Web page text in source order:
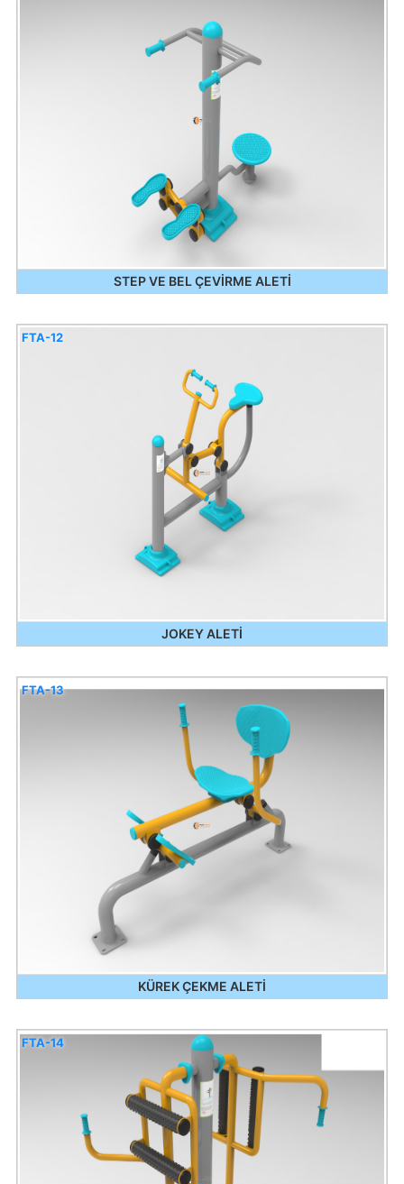
STEP VE BEL ÇEVİRME ALETİ
JOKEY ALETİ
FTA-12
KÜREK ÇEKME ALETİ
FTA-13
FTA-14